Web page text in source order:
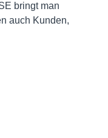
bringt man
auch Kunden,